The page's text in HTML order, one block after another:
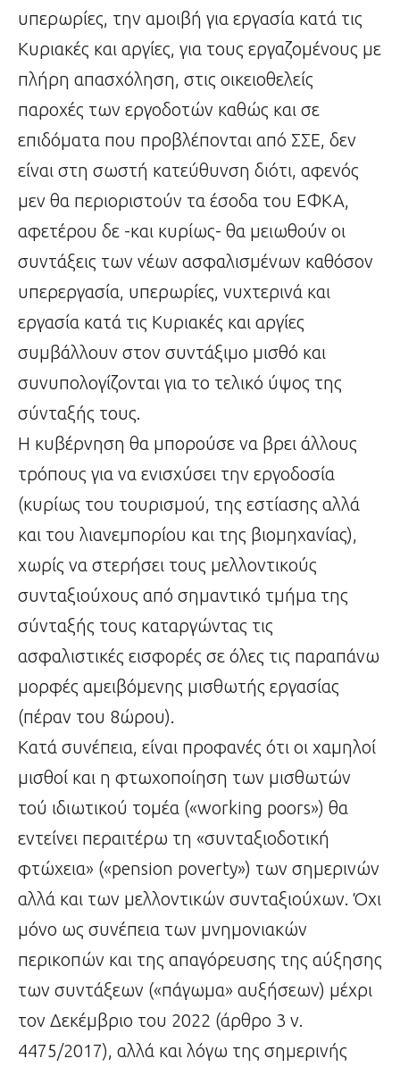
υπερωρίες, την αμοιβή για εργασία κατά τις
Κυριακές και αργίες, για τους εργαζομένους με
πλήρη απασχόληση, στις οικειοθελείς
παροχές των εργοδοτών καθώς και σε
επιδόματα που προβλέπονται από ΣΣΕ, δεν
είναι στη σωστή κατεύθυνση διότι, αφενός
μεν θα περιοριστούν τα έσοδα του ΕΦΚΑ,
αφετέρου δε -και κυρίως- θα μειωθούν οι
συντάξεις των νέων ασφαλισμένων καθόσον
υπερεργασία, υπερωρίες, νυχτερινά και
εργασία κατά τις Κυριακές και αργίες
συμβάλλουν στον συντάξιμο μισθό και
συνυπολογίζονται για το τελικό ύψος της
σύνταξής τους.
Η κυβέρνηση θα μπορούσε να βρει άλλους
τρόπους για να ενισχύσει την εργοδοσία
(κυρίως του τουρισμού, της εστίασης αλλά
και του λιανεμπορίου και της βιομηχανίας),
χωρίς να στερήσει τους μελλοντικούς
συνταξιούχους από σημαντικό τμήμα της
σύνταξής τους καταργώντας τις
ασφαλιστικές εισφορές σε όλες τις παραπάνω
μορφές αμειβόμενης μισθωτής εργασίας
(πέραν του 8ώρου).
Κατά συνέπεια, είναι προφανές ότι οι χαμηλοί
μισθοί και η φτωχοποίηση των μισθωτών
τού ιδιωτικού τομέα («working poors») θα
εντείνει περαιτέρω τη «συνταξιοδοτική
φτώχεια» («pension poverty») των σημερινών
αλλά και των μελλοντικών συνταξιούχων. Όχι
μόνο ως συνέπεια των μνημονιακών
περικοπών και της απαγόρευσης της αύξησης
των συντάξεων («πάγωμα» αυξήσεων) μέχρι
τον Δεκέμβριο του 2022 (άρθρο 3 ν.
4475/2017), αλλά και λόγω της σημερινής